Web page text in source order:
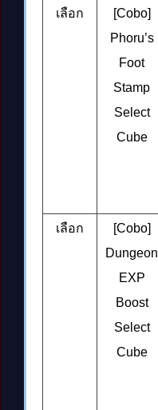
เลือก
[Cobo]
Phoru’s
Foot
Stamp
Select
Cube
เลือก
[Cobo]
Dungeon
EXP
Boost
Select
Cube